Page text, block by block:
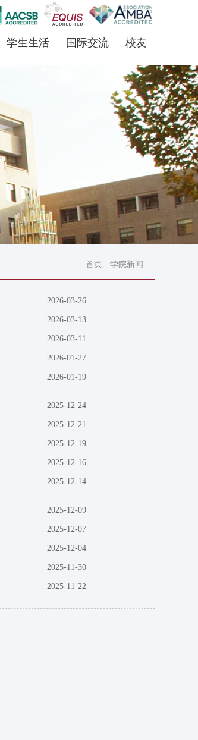
学生生活 国际交流 校友
首页 - 学院新闻
2026-03-26
2026-03-13
2026-03-11
2026-01-27
2026-01-19
2025-12-24
2025-12-21
2025-12-19
2025-12-16
2025-12-14
2025-12-09
2025-12-07
2025-12-04
2025-11-30
2025-11-22